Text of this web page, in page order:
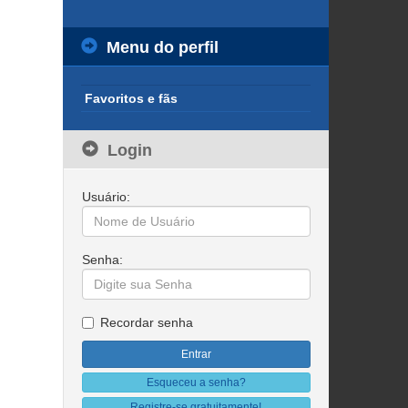
Menu do perfil
Favoritos e fãs
Login
Usuário:
Senha:
Recordar senha
Esqueceu a senha?